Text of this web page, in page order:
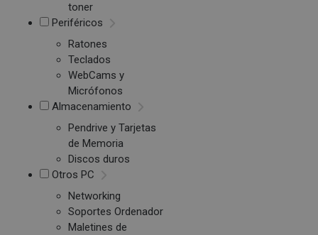
toner
Periféricos
Ratones
Teclados
WebCams y
Micrófonos
Almacenamiento
Pendrive y Tarjetas
de Memoria
Discos duros
Otros PC
Networking
Soportes Ordenador
Maletines de